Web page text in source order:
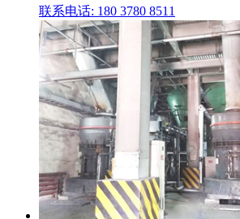
联系电话: 180 3780 8511